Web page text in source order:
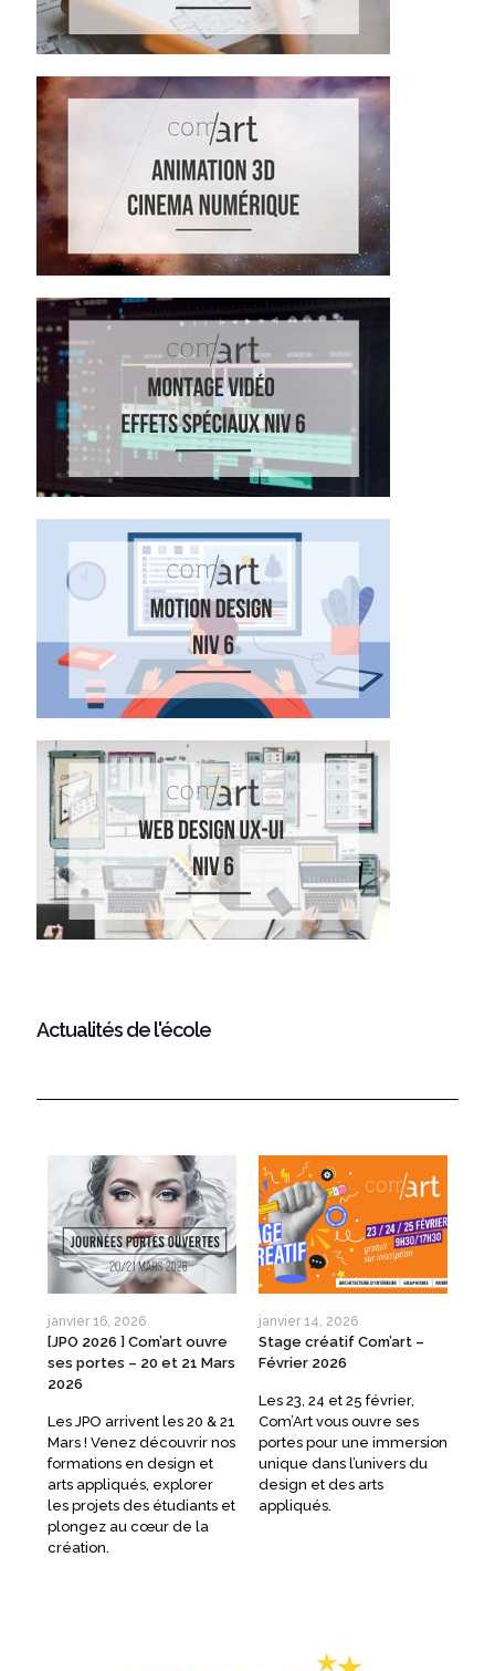
Actualités de l'école
janvier 16, 2026
[JPO 2026 ] Com’art ouvre
ses portes – 20 et 21 Mars
2026
Les JPO arrivent les 20 & 21
Mars ! Venez découvrir nos
formations en design et
arts appliqués, explorer
les projets des étudiants et
plongez au cœur de la
création.
janvier 14, 2026
Stage créatif Com’art –
Février 2026
Les 23, 24 et 25 février,
Com’Art vous ouvre ses
portes pour une immersion
unique dans l’univers du
design et des arts
appliqués.